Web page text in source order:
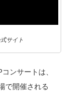
サイト
ンサートは、
で開催される